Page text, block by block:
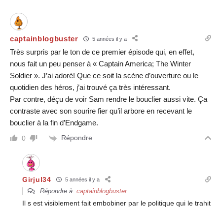
captainblogbuster 5 années il y a
Très surpris par le ton de ce premier épisode qui, en effet,
nous fait un peu penser à « Captain America; The Winter
Soldier ». J’ai adoré! Que ce soit la scène d’ouverture ou le
quotidien des héros, j’ai trouvé ça très intéressant.
Par contre, déçu de voir Sam rendre le bouclier aussi vite. Ça
contraste avec son sourire fier qu’il arbore en recevant le
bouclier à la fin d’Endgame.
0 Répondre
Girjul34 5 années il y a
Répondre à captainblogbuster
Il s est visiblement fait embobiner par le politique qui le trahit